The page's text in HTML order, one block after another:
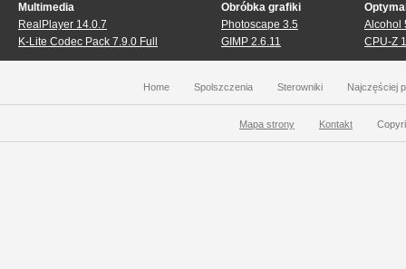
Multimedia
RealPlayer 14.0.7
K-Lite Codec Pack 7.9.0 Full
Obróbka grafiki
Photoscape 3.5
GIMP 2.6.11
Alcohol
CPU-Z
Home Spolszczenia Sterowniki Najczęściej
Mapa strony Kontakt